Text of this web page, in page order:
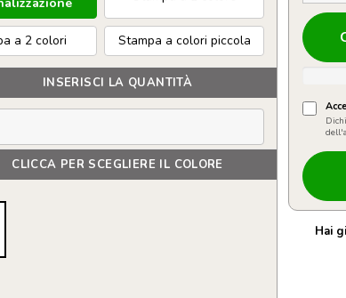
a 2 colori Stampa a colori piccola
INSERISCI LA QUANTITÀ
CLICCA PER SCEGLIERE IL COLORE
Hai